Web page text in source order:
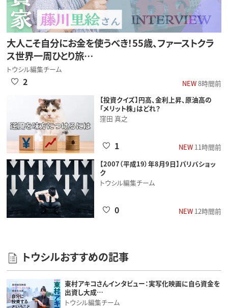
大人こそ自分にお金を使うべき！55歳、ファーストクラ
ス世界一周ひとり旅…
トウシル編集チーム
NEW8時間前
2
【投資クイズ】円高、金利上昇、原油高の
「メリット株」はどれ？
窪田 真之
NEW11時間前
1
【2007（平成19）年8月9日】パリバショッ
ク
トウシル編集チーム
NEW12時間前
0
トウシルおすすめの記事
東村アキコさんインタビュー：実写化映画に自ら資金を
出資し大成…
トウシル編集チーム